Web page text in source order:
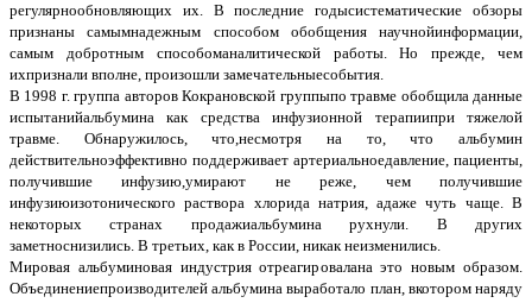
регулярнообновляющих их. В последние годысистематические обзоры
признаны самымнадежным способом обобщения научнойинформации,
самым добротным способоманалитической работы. Но прежде, чем
ихпризнали вполне, произошли замечательныесобытия.
В 1998 г. группа авторов Кокрановской группыпо травме обобщила данные
испытанийальбумина как средства инфузионной терапиипри тяжелой
травме. Обнаружилось, что,несмотря на то, что альбумин
действительноэффективно поддерживает артериальноедавление, пациенты,
получившие инфузию,умирают не реже, чем получившие
инфузиюизотонического раствора хлорида натрия, адаже чуть чаще. В
некоторых странах продажиальбумина рухнули. В других
заметноснизились. В третьих, как в России, никак неизменились.
Мировая альбуминовая индустрия отреагировалана это новым образом.
Объединениепроизводителей альбумина выработало план, вкотором наряду